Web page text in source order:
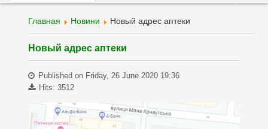
Главная Новини Новый адрес аптеки
Новый адрес аптеки
Published on Friday, 26 June 2020 19:36
Hits: 3512